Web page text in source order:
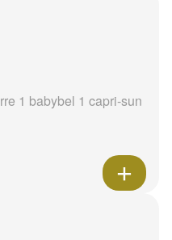
1 babybel 1 capri-sun